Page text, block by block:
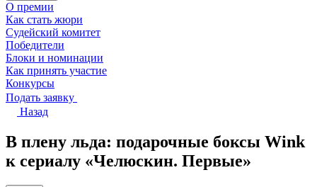
О премии
Как стать жюри
Судейский комитет
Победители
Блоки и номинации
Как принять участие
Конкурсы
Подать заявку
Назад
В плену льда: подарочные боксы Wink
к сериалу «Челюскин. Первые»